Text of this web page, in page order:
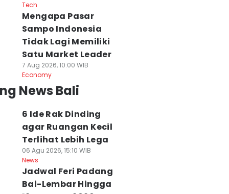
Tech
Mengapa Pasar
Sampo Indonesia
Tidak Lagi Memiliki
Satu Market Leader
7 Aug 2026, 10:00 WIB
Economy
News Bali
6 Ide Rak Dinding
agar Ruangan Kecil
Terlihat Lebih Lega
06 Agu 2026, 15:10 WIB
News
Jadwal Feri Padang
Bai-Lembar Hingga